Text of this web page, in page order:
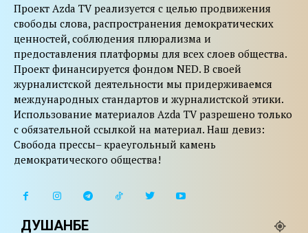
Проект Azda TV реализуется с целью продвижения
свободы слова, распространения демократических
ценностей, соблюдения плюрализма и
предоставления платформы для всех слоев общества.
Проект финансируется фондом NED. В своей
журналистской деятельности мы придерживаемся
международных стандартов и журналистской этики.
Использование материалов Azda TV разрешено только
с обязательной ссылкой на материал. Наш девиз:
Свобода прессы– краеугольный камень
демократического общества!
ДУШАНБЕ